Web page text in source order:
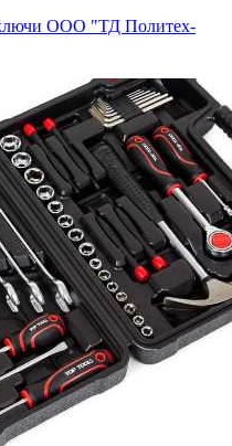
ключи ООО "ТД Политех-